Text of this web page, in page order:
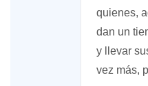
quienes,
dan un
y llevar
vez más,